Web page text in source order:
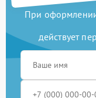
При
действует